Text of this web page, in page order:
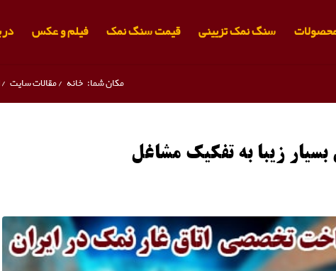
سنگ نمک تزیینی قیمت سنگ نمک فیلم و عکس
مکان شما: خانه /مقالات سایت /
زیبا به تفکیک مشاغل